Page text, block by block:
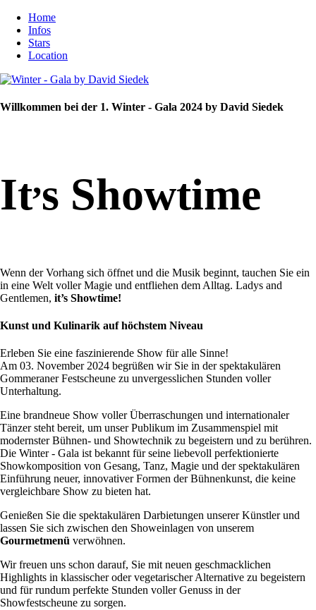
Home
Infos
Stars
Location
Willkommen bei der 1. Winter - Gala 2024 by David Siedek
It,s Showtime
Wenn der Vorhang sich öffnet und die Musik beginnt, tauchen Sie ein
in eine Welt voller Magie und entfliehen dem Alltag. Ladys and
Gentlemen, it’s Showtime!
Kunst und Kulinarik auf höchstem Niveau
Erleben Sie eine faszinierende Show für alle Sinne!
Am 03. November 2024 begrüßen wir Sie in der spektakulären
Gommeraner Festscheune zu unvergesslichen Stunden voller
Unterhaltung.
Eine brandneue Show voller Überraschungen und internationaler
Tänzer steht bereit, um unser Publikum im Zusammenspiel mit
modernster Bühnen- und Showtechnik zu begeistern und zu berühren.
Die Winter - Gala ist bekannt für seine liebevoll perfektionierte
Showkomposition von Gesang, Tanz, Magie und der spektakulären
Einführung neuer, innovativer Formen der Bühnenkunst, die keine
vergleichbare Show zu bieten hat.
Genießen Sie die spektakulären Darbietungen unserer Künstler und
lassen Sie sich zwischen den Showeinlagen von unserem
Gourmetmenü verwöhnen.
Wir freuen uns schon darauf, Sie mit neuen geschmacklichen
Highlights in klassischer oder vegetarischer Alternative zu begeistern
und für rundum perfekte Stunden voller Genuss in der
Showfestscheune zu sorgen.